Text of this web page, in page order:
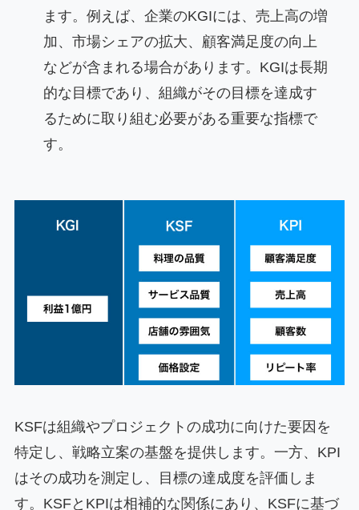
ます。例えば、企業のKGIには、売上高の増
加、市場シェアの拡大、顧客満足度の向上
などが含まれる場合があります。KGIは長期
的な目標であり、組織がその目標を達成す
るために取り組む必要がある重要な指標で
す。
KSFは組織やプロジェクトの成功に向けた要因を
特定し、戦略立案の基盤を提供します。一方、KPI
はその成功を測定し、目標の達成度を評価しま
す。KSFとKPIは相補的な関係にあり、KSFに基づ